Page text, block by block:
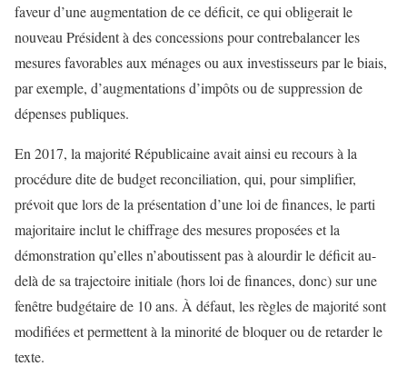
faveur d’une augmentation de ce déficit, ce qui obligerait le
nouveau Président à des concessions pour contrebalancer les
mesures favorables aux ménages ou aux investisseurs par le biais,
par exemple, d’augmentations d’impôts ou de suppression de
dépenses publiques.
En 2017, la majorité Républicaine avait ainsi eu recours à la
procédure dite de budget reconciliation, qui, pour simplifier,
prévoit que lors de la présentation d’une loi de finances, le parti
majoritaire inclut le chiffrage des mesures proposées et la
démonstration qu’elles n’aboutissent pas à alourdir le déficit au-
delà de sa trajectoire initiale (hors loi de finances, donc) sur une
fenêtre budgétaire de 10 ans. À défaut, les règles de majorité sont
modifiées et permettent à la minorité de bloquer ou de retarder le
texte.